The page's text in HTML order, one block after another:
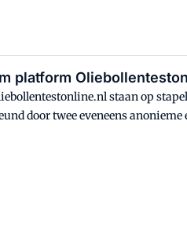
platform
staan op
door twee eveneens